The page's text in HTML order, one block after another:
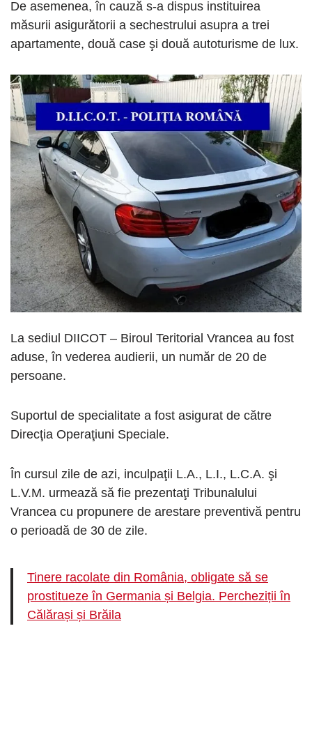
De asemenea, în cauză s-a dispus instituirea
măsurii asigurătorii a sechestrului asupra a trei
apartamente, două case şi două autoturisme de lux.
La sediul DIICOT – Biroul Teritorial Vrancea au fost
aduse, în vederea audierii, un număr de 20 de
persoane.
Suportul de specialitate a fost asigurat de către
Direcţia Operaţiuni Speciale.
În cursul zile de azi, inculpaţii L.A., L.I., L.C.A. şi
L.V.M. urmează să fie prezentaţi Tribunalului
Vrancea cu propunere de arestare preventivă pentru
o perioadă de 30 de zile.
Tinere racolate din România, obligate să se
prostitueze în Germania și Belgia. Percheziții în
Călărași și Brăila